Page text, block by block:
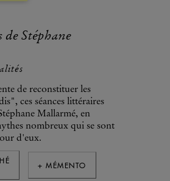
Stéphane
de reconstituer les
ces séances littéraires
Mallarmé, en
nombreux qui se sont
d'eux.
+ MÉMENTO